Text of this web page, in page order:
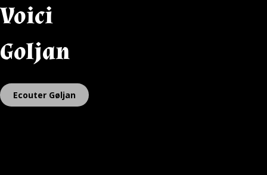
Voici
Goljan
Ecouter Gøljan